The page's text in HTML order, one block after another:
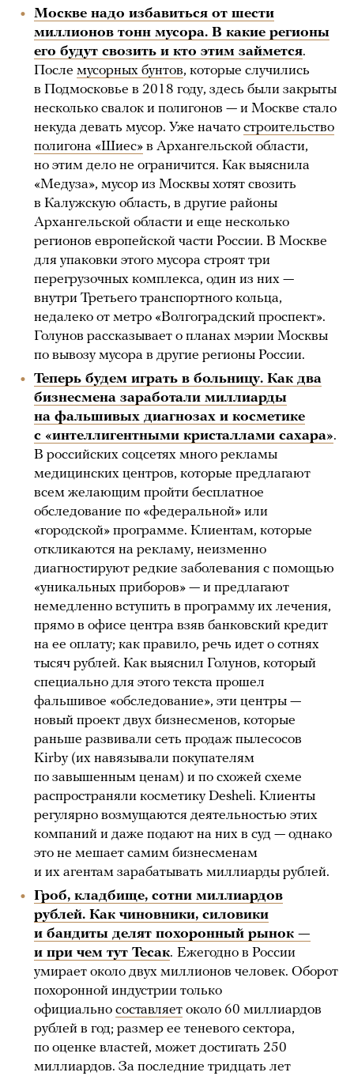
Москве надо избавиться от шести
миллионов тонн мусора. В какие регионы
его будут свозить и кто этим займется.
После мусорных бунтов, которые случились
в Подмосковье в 2018 году, здесь были закрыты
несколько свалок и полигонов — и Москве стало
некуда девать мусор. Уже начато строительство
полигона «Шиес» в Архангельской области,
но этим дело не ограничится. Как выяснила
«Медуза», мусор из Москвы хотят свозить
в Калужскую область, в другие районы
Архангельской области и еще несколько
регионов европейской части России. В Москве
для упаковки этого мусора строят три
перегрузочных комплекса, один из них —
внутри Третьего транспортного кольца,
недалеко от метро «Волгоградский проспект».
Голунов рассказывает о планах мэрии Москвы
по вывозу мусора в другие регионы России.
Теперь будем играть в больницу. Как два
бизнесмена заработали миллиарды
на фальшивых диагнозах и косметике
с «интеллигентными кристаллами сахара».
В российских соцсетях много рекламы
медицинских центров, которые предлагают
всем желающим пройти бесплатное
обследование по «федеральной» или
«городской» программе. Клиентам, которые
откликаются на рекламу, неизменно
диагностируют редкие заболевания с помощью
«уникальных приборов» — и предлагают
немедленно вступить в программу их лечения,
прямо в офисе центра взяв банковский кредит
на ее оплату; как правило, речь идет о сотнях
тысяч рублей. Как выяснил Голунов, который
специально для этого текста прошел
фальшивое «обследование», эти центры —
новый проект двух бизнесменов, которые
раньше развивали сеть продаж пылесосов
Kirby (их навязывали покупателям
по завышенным ценам) и по схожей схеме
распространяли косметику Desheli. Клиенты
регулярно возмущаются деятельностью этих
компаний и даже подают на них в суд — однако
это не мешает самим бизнесменам
и их агентам зарабатывать миллиарды рублей.
Гроб, кладбище, сотни миллиардов
рублей. Как чиновники, силовики
и бандиты делят похоронный рынок —
и при чем тут Тесак. Ежегодно в России
умирает около двух миллионов человек. Оборот
похоронной индустрии только
официально составляет около 60 миллиардов
рублей в год; размер ее теневого сектора,
по оценке властей, может достигать 250
миллиардов. За последние тридцать лет